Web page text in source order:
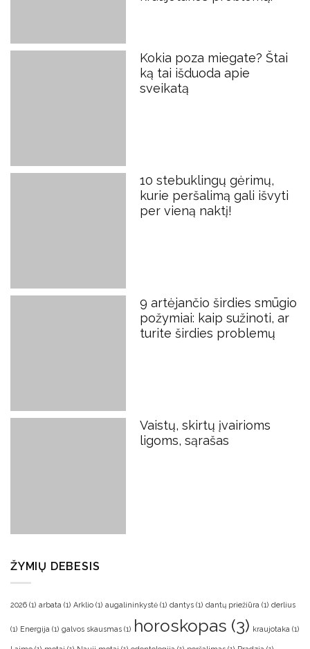
Kokia poza miegate? Štai
ką tai išduoda apie
sveikatą
10 stebuklingų gėrimų,
kurie peršalimą gali išvyti
per vieną naktį!
9 artėjančio širdies smūgio
požymiai: kaip sužinoti, ar
turite širdies problemų
Vaistų, skirtų įvairioms
ligoms, sąrašas
ŽYMIŲ DEBESIS
2026 (1) arbata (1) Arklio (1) augalininkystė (1) dantys (1) dantų priežiūra (1) derlius
(1) Energija (1) galvos skausmas (1) horoskopas (3) kraujotaka (1)